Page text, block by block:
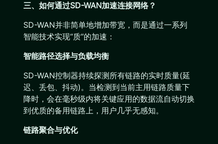
三、如何通过SD-WAN加速连接网络？
SD-WAN并非简单地增加带宽，而是通过一系列
智能技术实现“质”的加速：
智能路径选择与负载均衡
SD-WAN控制器持续探测所有链路的实时质量(延
迟、丢包、抖动)。当检测到当前主用链路质量下
降时，会在毫秒级内将关键应用的数据流自动切换
到优质的备用链路上，用户几乎无感知。
链路聚合与优化